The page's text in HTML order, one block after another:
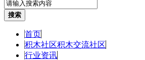
搜索
首页
积木社区积木交流社区
行业资讯